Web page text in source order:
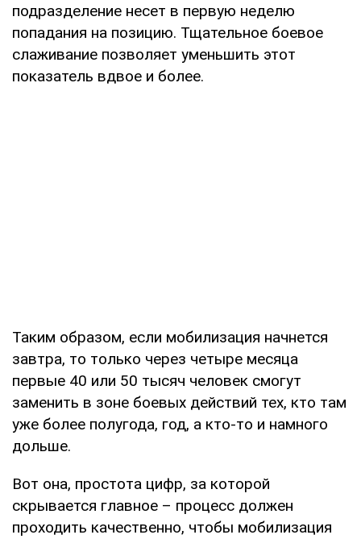
подразделение несет в первую неделю
попадания на позицию. Тщательное боевое
слаживание позволяет уменьшить этот
показатель вдвое и более.
Таким образом, если мобилизация начнется
завтра, то только через четыре месяца
первые 40 или 50 тысяч человек смогут
заменить в зоне боевых действий тех, кто там
уже более полугода, год, а кто-то и намного
дольше.
Вот она, простота цифр, за которой
скрывается главное – процесс должен
проходить качественно, чтобы мобилизация